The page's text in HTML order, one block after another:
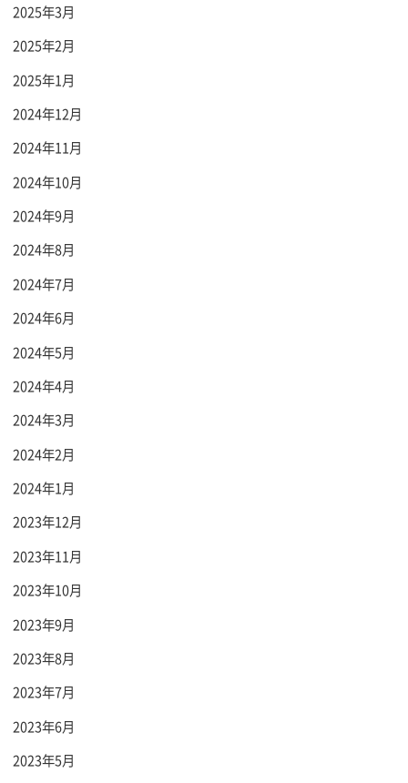
2025年3月
2025年2月
2025年1月
2024年12月
2024年11月
2024年10月
2024年9月
2024年8月
2024年7月
2024年6月
2024年5月
2024年4月
2024年3月
2024年2月
2024年1月
2023年12月
2023年11月
2023年10月
2023年9月
2023年8月
2023年7月
2023年6月
2023年5月